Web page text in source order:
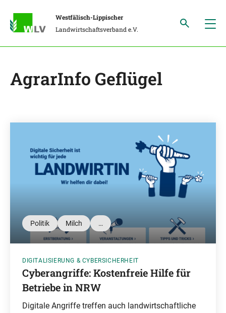
Westfälisch-Lippischer
Landwirtschaftsverband e.V.
AgrarInfo Geflügel
Politik Milch …
DIGITALISIERUNG & CYBERSICHERHEIT
Cyberangriffe: Kostenfreie Hilfe für
Betriebe in NRW
Digitale Angriffe treffen auch landwirtschaftliche